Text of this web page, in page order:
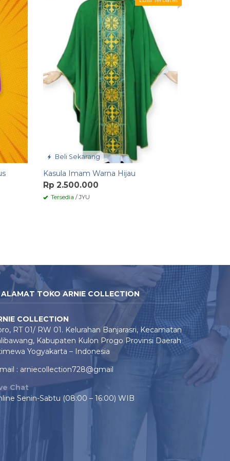
Beli Sekarang
Kasula Imam Warna Hijau
Rp 2.500.000
Tersedia / JYU
ALAMAT TOKO ARNIE COLLECTION
COLLECTION
RT 01/ RW 01. Kelurahan Banjarasri, Kecamatan
Kabupaten Kulon Progo Provinsi Daerah
Yogyakarta – Indonesia
: arniecollection728@gmail
Chat
Senin-Sabtu (08:00 – 16:00) WIB